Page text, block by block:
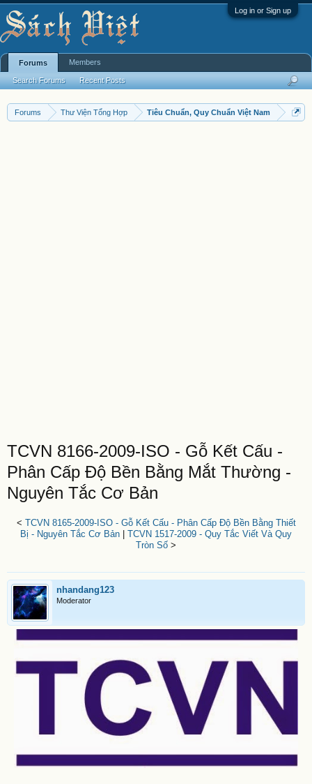
Log in or Sign up
Forums Thư Viện Tổng Hợp Tiêu Chuẩn, Quy Chuẩn Việt Nam
TCVN 8166-2009-ISO - Gỗ Kết Cấu -
Phân Cấp Độ Bền Bằng Mắt Thường -
Nguyên Tắc Cơ Bản
< TCVN 8165-2009-ISO - Gỗ Kết Cấu - Phân Cấp Độ Bền Bằng Thiết
Bị - Nguyên Tắc Cơ Bản
TCVN 1517-2009 - Quy Tắc Viết Và Quy
Tròn Số >
nhandang123
Moderator
Forums
Search Forums Recent Posts
Members